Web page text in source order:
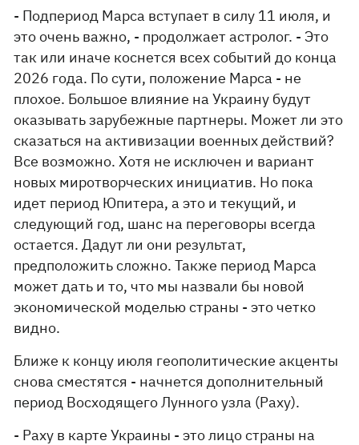
- Подпериод Марса вступает в силу 11 июля, и
это очень важно, - продолжает астролог. - Это
так или иначе коснется всех событий до конца
2026 года. По сути, положение Марса - не
плохое. Большое влияние на Украину будут
оказывать зарубежные партнеры. Может ли это
сказаться на активизации военных действий?
Все возможно. Хотя не исключен и вариант
новых миротворческих инициатив. Но пока
идет период Юпитера, а это и текущий, и
следующий год, шанс на переговоры всегда
остается. Дадут ли они результат,
предположить сложно. Также период Марса
может дать и то, что мы назвали бы новой
экономической моделью страны - это четко
видно.
Ближе к концу июля геополитические акценты
снова сместятся - начнется дополнительный
период Восходящего Лунного узла (Раху).
- Раху в карте Украины - это лицо страны на